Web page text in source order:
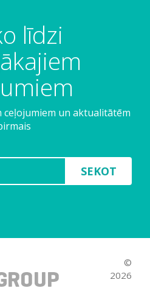
līdzi
ceļojumiem un aktualitātēm
SEKOT
©
2026